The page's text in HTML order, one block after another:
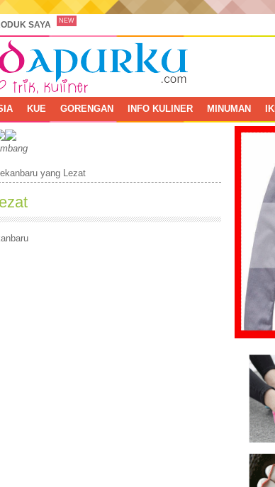
SAYA NEW
KUE GORENGAN INFO KULINER MINUMAN
yang Lezat